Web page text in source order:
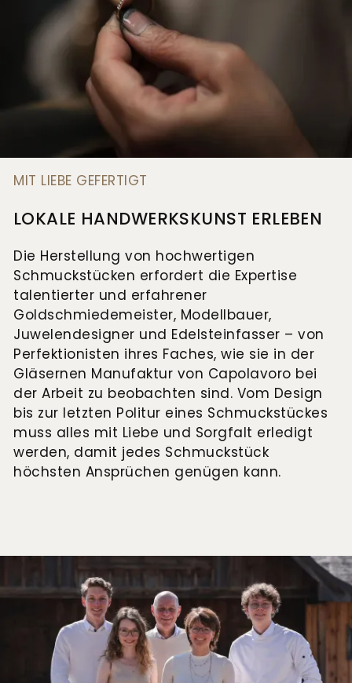
MIT LIEBE GEFERTIGT
LOKALE HANDWERKSKUNST ERLEBEN
Die Herstellung von hochwertigen
Schmuckstücken erfordert die Expertise
talentierter und erfahrener
Goldschmiedemeister, Modellbauer,
Juwelendesigner und Edelsteinfasser – von
Perfektionisten ihres Faches, wie sie in der
Gläsernen Manufaktur von Capolavoro bei
der Arbeit zu beobachten sind. Vom Design
bis zur letzten Politur eines Schmuckstückes
muss alles mit Liebe und Sorgfalt erledigt
werden, damit jedes Schmuckstück
höchsten Ansprüchen genügen kann.